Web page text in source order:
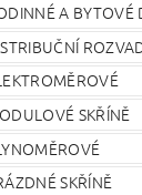
A BYTOVÉ
SKŘÍNĚ
SKŘÍNĚ